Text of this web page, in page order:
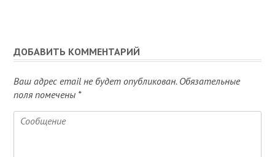
ДОБАВИТЬ КОММЕНТАРИЙ
Ваш адрес email не будет опубликован. Обязательные
поля помечены *